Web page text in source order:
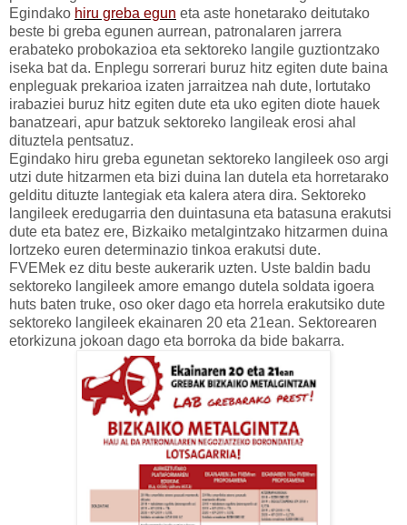
Egindako hiru greba egun eta aste honetarako deitutako
beste bi greba egunen aurrean, patronalaren jarrera
erabateko probokazioa eta sektoreko langile guztiontzako
iseka bat da. Enplegu sorrerari buruz hitz egiten dute baina
enpleguak prekarioa izaten jarraitzea nah dute, lortutako
irabaziei buruz hitz egiten dute eta uko egiten diote hauek
banatzeari, apur batzuk sektoreko langileak erosi ahal
dituztela pentsatuz.
Egindako hiru greba egunetan sektoreko langileek oso argi
utzi dute hitzarmen eta bizi duina lan dutela eta horretarako
gelditu dituzte lantegiak eta kalera atera dira. Sektoreko
langileek eredugarria den duintasuna eta batasuna erakutsi
dute eta batez ere, Bizkaiko metalgintzako hitzarmen duina
lortzeko euren determinazio tinkoa erakutsi dute.
FVEMek ez ditu beste aukerarik uzten. Uste baldin badu
sektoreko langileek amore emango dutela soldata igoera
huts baten truke, oso oker dago eta horrela erakutsiko dute
sektoreko langileek ekainaren 20 eta 21ean. Sektorearen
etorkizuna jokoan dago eta borroka da bide bakarra.